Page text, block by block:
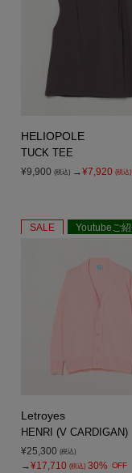
HELIOPOLE
TUCK TEE
¥9,900 (税込) →¥7,920 (税込)
SALE Youtubeご
Letroyes
HENRI (V CARDIGAN)
¥25,300 (税込)
→¥17,710 (税込) 30% OFF